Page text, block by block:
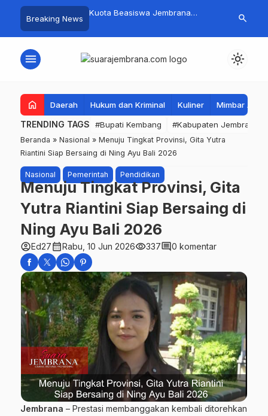
Breaking News
Kembang Beri
Warga Sri
Kuota Beasiswa Jembrana
Siapkan Upaya Penambahan di
Fantastis!
Jembrana
search
menu light_mode
home Daerah Hukum dan Kriminal Kuliner Mimbar
TRENDING TAGS #Bupati Kembang #Kabupaten Jembrana
Beranda » Nasional » Menuju Tingkat Provinsi, Gita Yutra
Riantini Siap Bersaing di Ning Ayu Bali 2026
Nasional Pemerintah Pendidikan
Menuju Tingkat Provinsi, Gita
Yutra Riantini Siap Bersaing di
Ning Ayu Bali 2026
account_circleEd27calendar_monthRabu, 10 Jun 2026visibility337comment0 komentar
Jembrana – Prestasi membanggakan kembali ditorehkan